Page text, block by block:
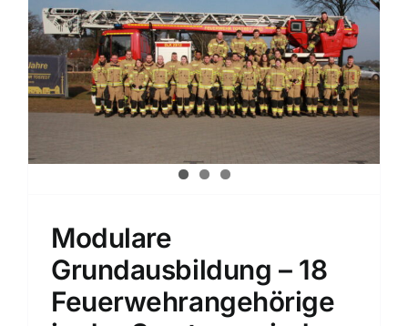
Modulare
Grundausbildung – 18
Feuerwehrangehörige